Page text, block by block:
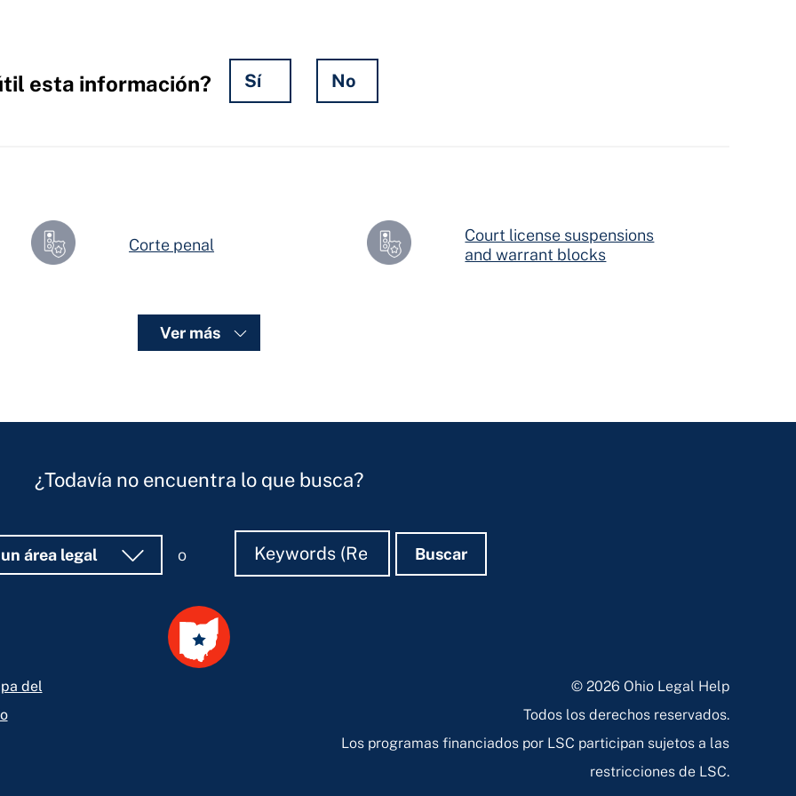
esta información? Sí No
Corte penal
Court license suspensions
and warrant blocks
Ver más
¿Todavía no encuentra lo que busca?
área legal o
Buscar
Buscar Buscar
del
© 2026 Ohio Legal Help
Todos los derechos reservados.
Los programas financiados por LSC participan sujetos a las
restricciones de LSC.